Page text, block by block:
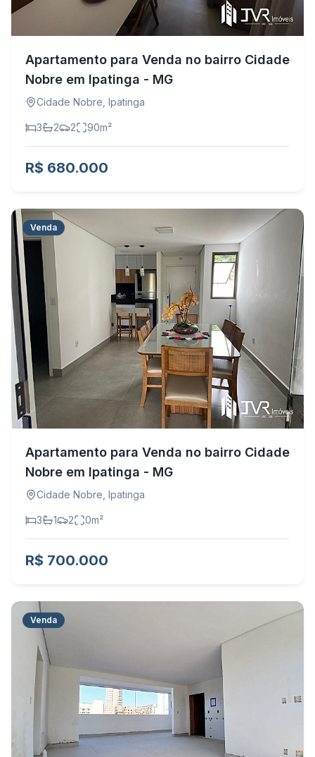
Apartamento para Venda no bairro Cidade
Nobre em Ipatinga - MG
Cidade Nobre Ipatinga
3 2 2 90m²
R$ 680.000
Venda
Apartamento para Venda no bairro Cidade
Nobre em Ipatinga - MG
Cidade Nobre Ipatinga
3 1 2 0m²
R$ 700.000
Venda